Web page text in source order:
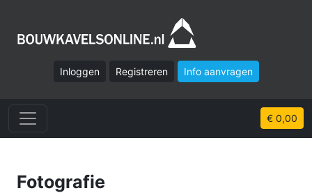
Inloggen Registreren Info aanvragen
€ 0,00
Fotografie